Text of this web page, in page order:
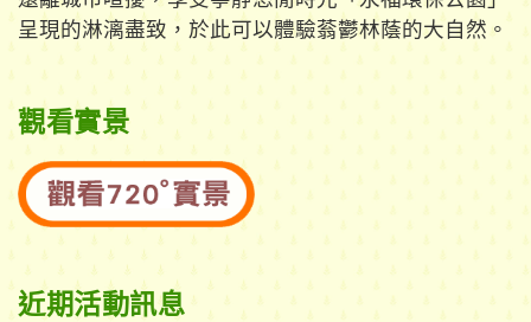
呈現的淋漓盡致，於此可以體驗蓊鬱林蔭的大自然。
觀看實景
近期活動訊息